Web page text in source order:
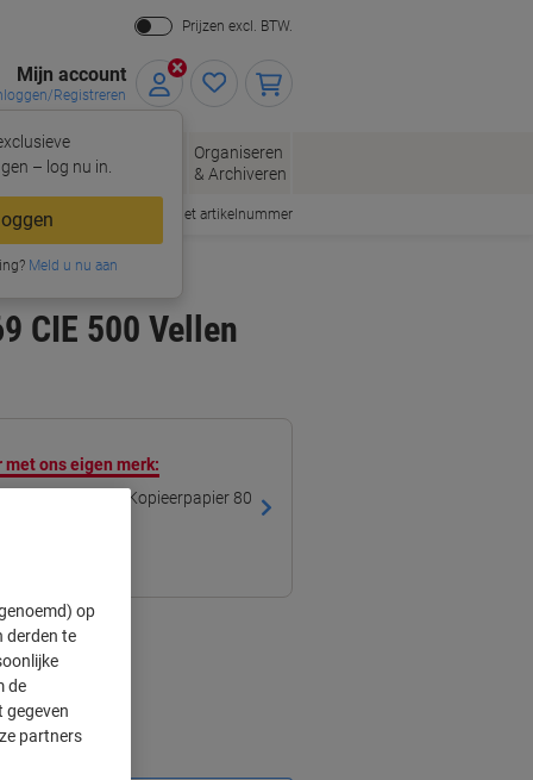
Prijzen excl. BTW.
Mijn account
Registreren
– log nu in.
Meld u nu aan
Kantoorartikelen
Organiseren
& Archiveren
Snel bestellen met artikelnummer
CIE 500 Vellen
ons eigen merk:
Printing A4 Kopieerpapier 80
op
derden te
de
gegeven
partners